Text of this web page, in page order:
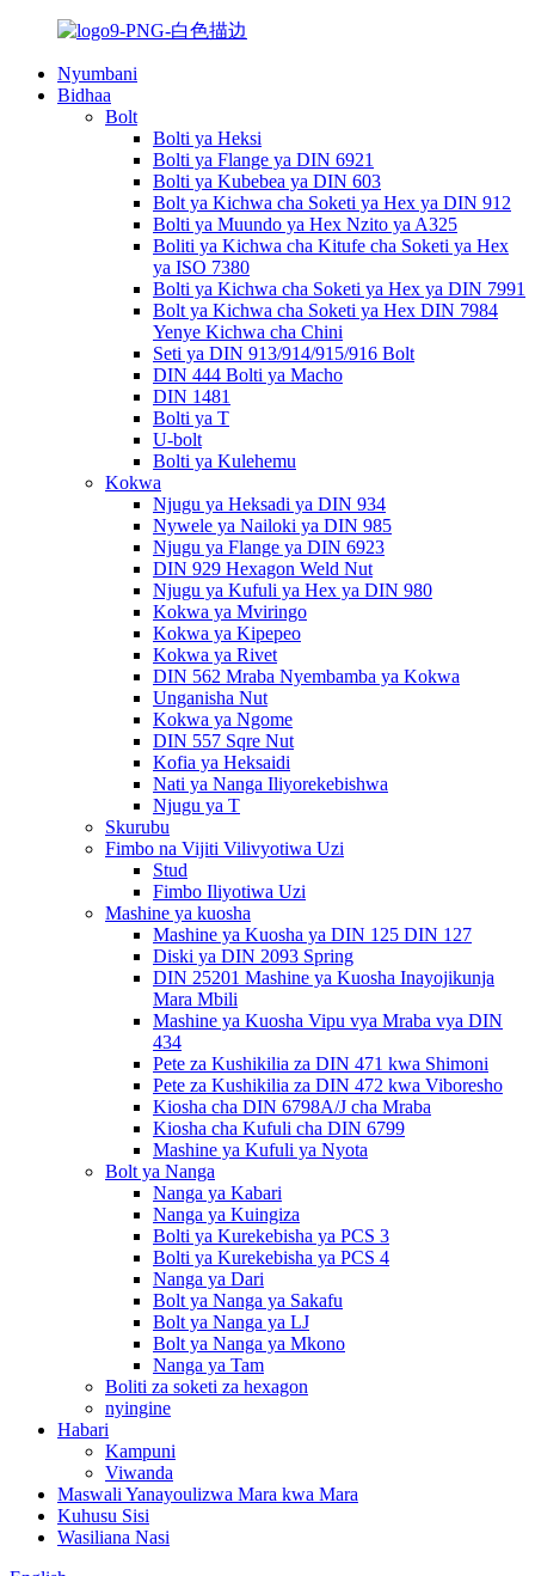
Nyumbani
Bidhaa
Bolt
Bolti ya Heksi
Bolti ya Flange ya DIN 6921
Bolti ya Kubebea ya DIN 603
Bolt ya Kichwa cha Soketi ya Hex ya DIN 912
Bolti ya Muundo ya Hex Nzito ya A325
Boliti ya Kichwa cha Kitufe cha Soketi ya Hex
ya ISO 7380
Bolti ya Kichwa cha Soketi ya Hex ya DIN 7991
Bolt ya Kichwa cha Soketi ya Hex DIN 7984
Yenye Kichwa cha Chini
Seti ya DIN 913/914/915/916 Bolt
DIN 444 Bolti ya Macho
DIN 1481
Bolti ya T
U-bolt
Bolti ya Kulehemu
Kokwa
Njugu ya Heksadi ya DIN 934
Nywele ya Nailoki ya DIN 985
Njugu ya Flange ya DIN 6923
DIN 929 Hexagon Weld Nut
Njugu ya Kufuli ya Hex ya DIN 980
Kokwa ya Mviringo
Kokwa ya Kipepeo
Kokwa ya Rivet
DIN 562 Mraba Nyembamba ya Kokwa
Unganisha Nut
Kokwa ya Ngome
DIN 557 Sqre Nut
Kofia ya Heksaidi
Nati ya Nanga Iliyorekebishwa
Njugu ya T
Skurubu
Fimbo na Vijiti Vilivyotiwa Uzi
Stud
Fimbo Iliyotiwa Uzi
Mashine ya kuosha
Mashine ya Kuosha ya DIN 125 DIN 127
Diski ya DIN 2093 Spring
DIN 25201 Mashine ya Kuosha Inayojikunja
Mara Mbili
Mashine ya Kuosha Vipu vya Mraba vya DIN
434
Pete za Kushikilia za DIN 471 kwa Shimoni
Pete za Kushikilia za DIN 472 kwa Viboresho
Kiosha cha DIN 6798A/J cha Mraba
Kiosha cha Kufuli cha DIN 6799
Mashine ya Kufuli ya Nyota
Bolt ya Nanga
Nanga ya Kabari
Nanga ya Kuingiza
Bolti ya Kurekebisha ya PCS 3
Bolti ya Kurekebisha ya PCS 4
Nanga ya Dari
Bolt ya Nanga ya Sakafu
Bolt ya Nanga ya LJ
Bolt ya Nanga ya Mkono
Nanga ya Tam
Boliti za soketi za hexagon
nyingine
Habari
Kampuni
Viwanda
Maswali Yanayoulizwa Mara kwa Mara
Kuhusu Sisi
Wasiliana Nasi